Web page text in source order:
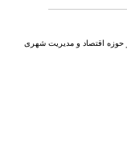
اقتصاد و مدیریت شهری